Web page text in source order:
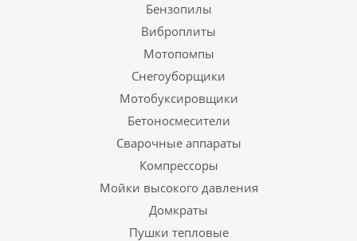
Бензопилы
Виброплиты
Мотопомпы
Снегоуборщики
Мотобуксировщики
Бетоносмесители
Сварочные аппараты
Компрессоры
Мойки высокого давления
Домкраты
Пушки тепловые